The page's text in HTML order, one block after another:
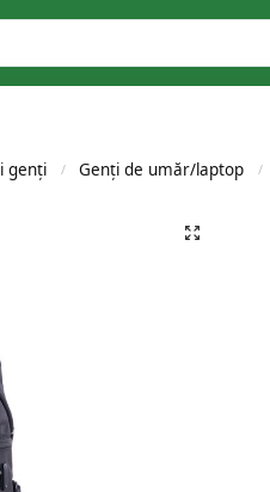
genți / Genți de umăr/laptop /